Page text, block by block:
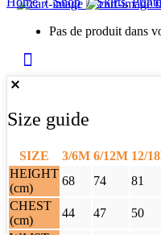
0
Pas de produit dans
Size guide
SIZE 3/6M 6/12M 12/
HEIGHT
(cm)
68 74 81
CHEST
(cm)
44 47 50